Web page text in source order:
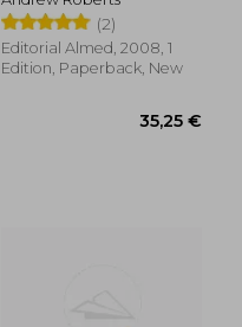
(2)
Editorial Almed, 2008, 1
Edition, Paperback, New